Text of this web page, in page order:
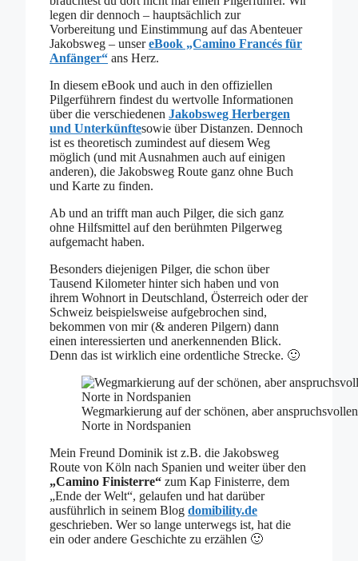
legen dir dennoch – hauptsächlich zur
Vorbereitung und Einstimmung auf das Abenteuer
Jakobsweg – unsereBook „Camino Francés für
Anfänger“ ans Herz.
In diesem eBook und auch in den offiziellen
Pilgerführern findest du wertvolle Informationen
über die verschiedenen Jakobsweg Herbergen
und Unterkünftesowie über Distanzen. Dennoch
ist es theoretisch zumindest auf diesem Weg
möglich (und mit Ausnahmen auch auf einigen
anderen), die Jakobsweg Route ganz ohne Buch
und Karte zu finden.
Ab und an trifft man auch Pilger, die sich ganz
ohne Hilfsmittel auf den berühmten Pilgerweg
aufgemacht haben.
Besonders diejenigen Pilger, die schon über
Tausend Kilometer hinter sich haben und von
ihrem Wohnort in Deutschland, Österreich oder der
Schweiz beispielsweise aufgebrochen sind,
bekommen von mir (& anderen Pilgern) dann
einen interessierten und anerkennenden Blick.
Denn das ist wirklich eine ordentliche Strecke. 🙂
Wegmarkierung auf der schönen, aber
Norte in Nordspanien
Mein Freund Dominik ist z.B. die Jakobsweg
Route von Köln nach Spanien und weiter über den
„Camino Finisterre“ zum Kap Finisterre, dem
„Ende der Welt“, gelaufen und hat darüber
ausführlich in seinem Blog domibility.de
geschrieben. Wer so lange unterwegs ist, hat die
ein oder andere Geschichte zu erzählen 🙂